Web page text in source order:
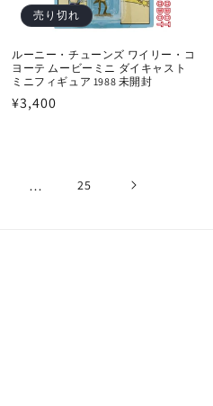
売り切れ
ルーニー・チューンズ ワイリー・コ
ヨーテ ムービーミニ ダイキャスト
ミニフィギュア 1988 未開封
通
¥3,400
… 25